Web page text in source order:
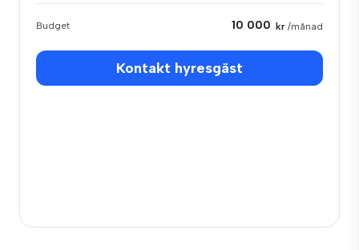
Budget 10 000 kr /månad
Kontakt hyresgäst